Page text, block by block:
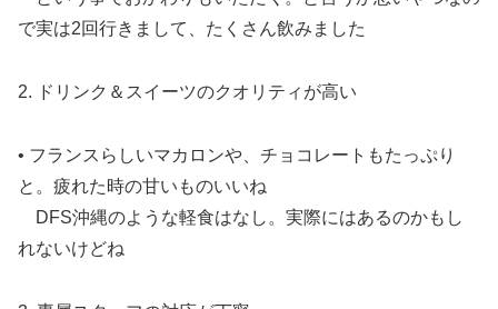
で実は2回行きまして、たくさん飲みました
2. ドリンク＆スイーツのクオリティが高い
• フランスらしいマカロンや、チョコレートもたっぷり
と。疲れた時の甘いものいいね
DFS沖縄のような軽食はなし。実際にはあるのかもし
れないけどね